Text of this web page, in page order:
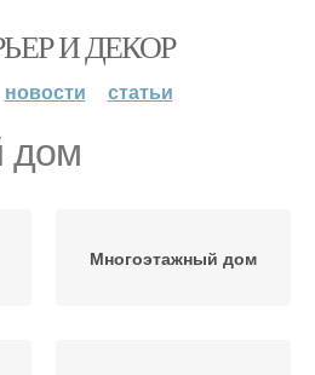
И ДЕКОР
новости статьи
дом
Многоэтажный дом